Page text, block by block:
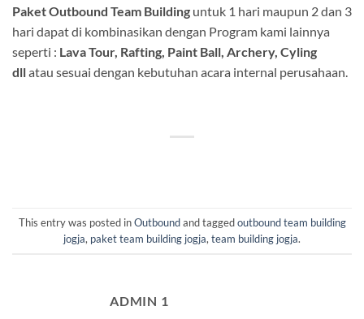
Paket Outbound Team Building untuk 1 hari maupun 2 dan 3
hari dapat di kombinasikan dengan Program kami lainnya
seperti : Lava Tour, Rafting, Paint Ball, Archery, Cyling
dllatau sesuai dengan kebutuhan acara internal perusahaan.
This entry was posted inOutboundand taggedoutbound team building
jogja, paket team building jogja, team building jogja.
ADMIN 1